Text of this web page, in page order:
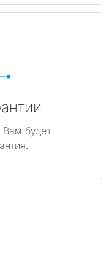
Вам будет